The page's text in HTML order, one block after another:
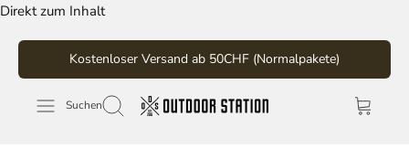
Direkt zum Inhalt
Kostenloser Versand ab 50CHF (Normalpakete)
Suchen